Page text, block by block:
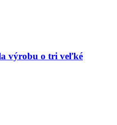
výrobu o tri veľké